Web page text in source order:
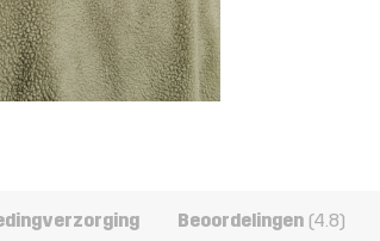
Beoordelingen (4.8)